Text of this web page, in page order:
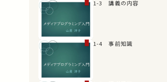
1-3 講義の内容
1-4 事前知識